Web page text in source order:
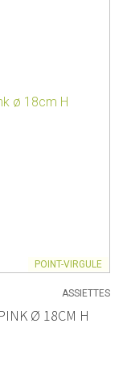
POINT-VIRGULE
ASSIETTES
Ø 18CM H